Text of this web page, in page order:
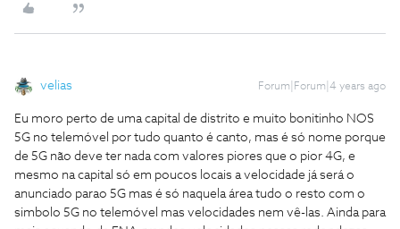
velias Forum|Forum|4 years ago
Eu moro perto de uma capital de distrito e muito bonitinho NOS
5G no telemóvel por tudo quanto é canto, mas é só nome porque
de 5G não deve ter nada com valores piores que o pior 4G, e
mesmo na capital só em poucos locais a velocidade já será o
anunciado parao 5G mas é só naquela área tudo o resto com o
simbolo 5G no telemóvel mas velocidades nem vê-las. Ainda para